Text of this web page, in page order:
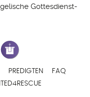
Gottesdienst-
PREDIGTEN
FAQ